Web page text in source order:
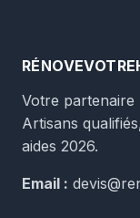
Votre
Artisans
aides 2026.
Email :